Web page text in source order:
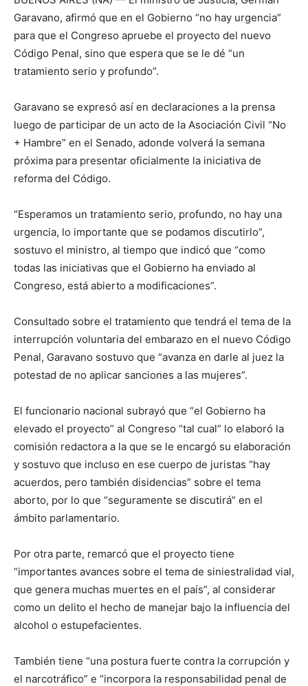
Garavano, afirmó que en el Gobierno “no hay urgencia”
para que el Congreso apruebe el proyecto del nuevo
Código Penal, sino que espera que se le dé “un
tratamiento serio y profundo”.
Garavano se expresó así en declaraciones a la prensa
luego de participar de un acto de la Asociación Civil “No
+ Hambre” en el Senado, adonde volverá la semana
próxima para presentar oficialmente la iniciativa de
reforma del Código.
“Esperamos un tratamiento serio, profundo, no hay una
urgencia, lo importante que se podamos discutirlo”,
sostuvo el ministro, al tiempo que indicó que “como
todas las iniciativas que el Gobierno ha enviado al
Congreso, está abierto a modificaciones”.
Consultado sobre el tratamiento que tendrá el tema de la
interrupción voluntaria del embarazo en el nuevo Código
Penal, Garavano sostuvo que “avanza en darle al juez la
potestad de no aplicar sanciones a las mujeres”.
El funcionario nacional subrayó que “el Gobierno ha
elevado el proyecto” al Congreso “tal cual” lo elaboró la
comisión redactora a la que se le encargó su elaboración
y sostuvo que incluso en ese cuerpo de juristas “hay
acuerdos, pero también disidencias” sobre el tema
aborto, por lo que “seguramente se discutirá” en el
ámbito parlamentario.
Por otra parte, remarcó que el proyecto tiene
“importantes avances sobre el tema de siniestralidad vial,
que genera muchas muertes en el país”, al considerar
como un delito el hecho de manejar bajo la influencia del
alcohol o estupefacientes.
También tiene “una postura fuerte contra la corrupción y
el narcotráfico” e “incorpora la responsabilidad penal de